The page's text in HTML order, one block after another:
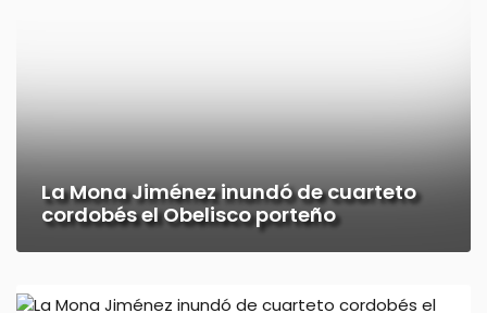
La Mona Jiménez inundó de cuarteto
cordobés el Obelisco porteño